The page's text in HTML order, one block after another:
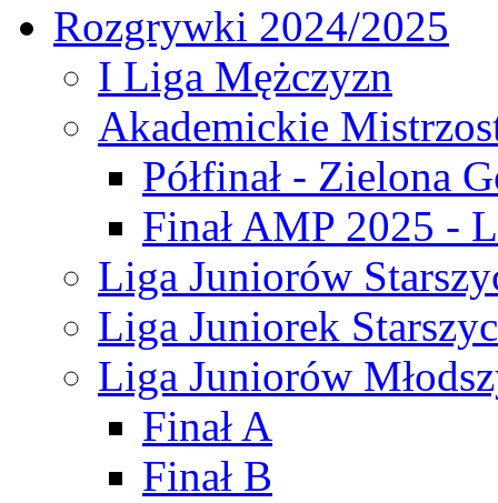
Rozgrywki 2024/2025
I Liga Mężczyzn
Akademickie
Półfinał - Zielona
Finał AMP 2025 -
Liga Juniorów
Liga Juniorek
Liga Juniorów
Finał A
Finał B